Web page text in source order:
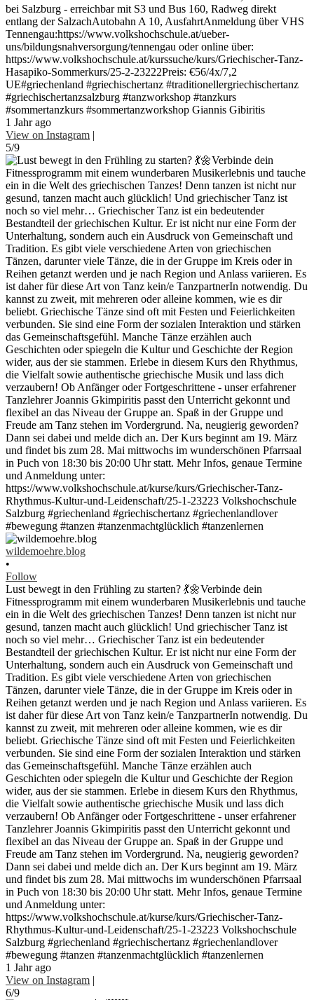
bei Salzburg - erreichbar mit S3 und Bus 160, Radweg direkt
entlang der SalzachAutobahn A 10, AusfahrtAnmeldung über VHS
Tennengau:https://www.volkshochschule.at/ueber-
uns/bildungsnahversorgung/tennengau oder online über:
https://www.volkshochschule.at/kurssuche/kurs/Griechischer-Tanz-
Hasapiko-Sommerkurs/25-2-23222Preis: €56/4x/7,2
UE#griechenland #griechischertanz #traditionellergriechischertanz
#griechischertanzsalzburg #tanzworkshop #tanzkurs
#sommertanzkurs #sommertanzworkshop Giannis Gibiritis
1 Jahr ago
View on Instagram |
5/9
wildemoehre.blog
•
Follow
Lust bewegt in den Frühling zu starten? 💃🌼Verbinde dein
Fitnessprogramm mit einem wunderbaren Musikerlebnis und tauche
ein in die Welt des griechischen Tanzes! Denn tanzen ist nicht nur
gesund, tanzen macht auch glücklich! Und griechischer Tanz ist
noch so viel mehr… Griechischer Tanz ist ein bedeutender
Bestandteil der griechischen Kultur. Er ist nicht nur eine Form der
Unterhaltung, sondern auch ein Ausdruck von Gemeinschaft und
Tradition. Es gibt viele verschiedene Arten von griechischen
Tänzen, darunter viele Tänze, die in der Gruppe im Kreis oder in
Reihen getanzt werden und je nach Region und Anlass variieren. Es
ist daher für diese Art von Tanz kein/e TanzpartnerIn notwendig. Du
kannst zu zweit, mit mehreren oder alleine kommen, wie es dir
beliebt. Griechische Tänze sind oft mit Festen und Feierlichkeiten
verbunden. Sie sind eine Form der sozialen Interaktion und stärken
das Gemeinschaftsgefühl. Manche Tänze erzählen auch
Geschichten oder spiegeln die Kultur und Geschichte der Region
wider, aus der sie stammen. Erlebe in diesem Kurs den Rhythmus,
die Vielfalt sowie authentische griechische Musik und lass dich
verzaubern! Ob Anfänger oder Fortgeschrittene - unser erfahrener
Tanzlehrer Joannis Gkimpiritis passt den Unterricht gekonnt und
flexibel an das Niveau der Gruppe an. Spaß in der Gruppe und
Freude am Tanz stehen im Vordergrund. Na, neugierig geworden?
Dann sei dabei und melde dich an. Der Kurs beginnt am 19. März
und findet bis zum 28. Mai mittwochs im wunderschönen Pfarrsaal
in Puch von 18:30 bis 20:00 Uhr statt. Mehr Infos, genaue Termine
und Anmeldung unter:
https://www.volkshochschule.at/kurse/kurs/Griechischer-Tanz-
Rhythmus-Kultur-und-Leidenschaft/25-1-23223 Volkshochschule
Salzburg #griechenland #griechischertanz #griechenlandlover
#bewegung #tanzen #tanzenmachtglücklich #tanzenlernen
1 Jahr ago
View on Instagram |
6/9